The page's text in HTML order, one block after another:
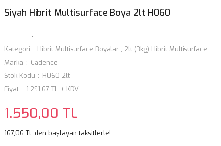
Siyah Hibrit Multisurface Boya 2lt H060
Kategori Hibrit Multisurface Boyalar , 2lt (3kg) Hibrit Multisurface
Marka
Cadence
Stok Kodu
H060-2lt
Fiyat
1.291,67 TL + KDV
1.550,00 TL
167,06 TL den başlayan taksitlerle!